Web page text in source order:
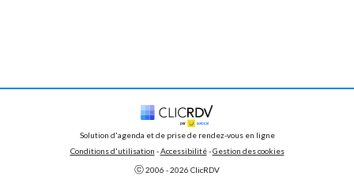
Solution d'agenda et de prise de rendez-vous en ligne
Conditions d'utilisation - Accessibilité - Gestion des cookies
ⓒ 2006 - 2026 ClicRDV